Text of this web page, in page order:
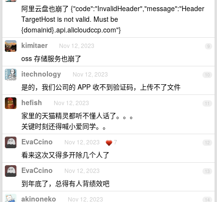
阿里云盘也崩了 {"code":"InvalidHeader","message":"Header
TargetHost is not valid. Must be
{domainid}.api.alicloudccp.com"}
9
kimitaer Nov 12, 2023
oss 存储服务也崩了
10
itechnology Nov 12, 2023
是的，我们公司的 APP 收不到验证码，上传不了文件
11
hefish Nov 12, 2023
家里的天猫精灵都听不懂人话了。。。
关键时刻还得喊小爱同学。。
12
EvaCcino Nov 12, 2023 7
看来这次又得多开除几个人了
13
EvaCcino Nov 12, 2023
到年底了，总得有人背绩效吧
14
akinoneko Nov 12, 2023